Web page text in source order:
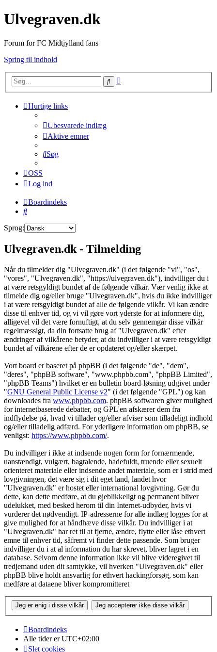
Ulvegraven.dk
Forum for FC Midtjylland fans
Spring til indhold
Søg
Hurtige links
Ubesvarede indlæg
Aktive emner
Søg
OSS
Log ind
Boardindeks
Søg
Sprog:
Ulvegraven.dk - Tilmelding
Når du tilmelder dig "Ulvegraven.dk" (i det følgende "vi", "os",
"vores", "Ulvegraven.dk", "https://ulvegraven.dk"), indvilliger du i
at være retsgyldigt bundet af de følgende vilkår. Vær venlig ikke at
tilmelde dig og/eller bruge "Ulvegraven.dk", hvis du ikke indvilliger
i at være retsgyldigt bundet af alle de følgende vilkår. Vi kan ændre
disse til enhver tid, og vi vil gøre vort yderste for at informere dig,
alligevel vil det være fornuftigt, at du selv gennemgår disse vilkår
regelmæssigt, da din fortsatte brug af "Ulvegraven.dk" efter
ændringer af vilkårene betyder, at du indvilliger i at være retsgyldigt
bundet af vilkårene efter de er opdateret og/eller skærpet.
Vort board er baseret på phpBB (i det følgende "de", "dem",
"deres", "phpBB software", "www.phpbb.com", "phpBB Limited",
"phpBB Teams") hvilket er en bulletin board-løsning udgivet under
"GNU General Public License v2" (i det følgende "GPL") og kan
downloades fra www.phpbb.com. phpBB softwaren giver mulighed
for internetbaserede debatter, og GPL'en afskærer dem fra
indflydelse på, hvad vi tillader og/eller afviser som tilladeligt indhold
og/eller tilladelig adfærd. For yderligere information om phpBB, se
venligst: https://www.phpbb.com/.
Du indvilliger i ikke at indsende nogen form for fornærmende,
uanstændigt, vulgært, bagtalende, hadefuldt, truende eller sexuelt
orienteret materiale eller indsende andet materiale, som er i strid med
lovgivningen, det være sig i dit eget land, landet hvor
"Ulvegraven.dk" er hostet eller international lovgivning. Gør du
dette, kan dette medføre, at du øjeblikkeligt og permanent bliver
udelukket, med besked herom til din Internet-udbyder, hvis vi
vurderer det nødvendigt. IP-adresserne for alle indlæg logges for at
give mulighed for at håndhæve disse vilkår. Du indvilliger i at
"Ulvegraven.dk" har ret til at fjerne, ændre, flytte eller låse ethvert
emne til enhver tid, såfremt vi finder dette passende. Som bruger
indvilliger du i at al information du har skrevet, bliver lagret i en
database. Selvom denne information ikke vil blive videregivet til
tredjemand uden dit samtykke, vil hverken "Ulvegraven.dk" eller
phpBB blive holdt ansvarlig for ethvert hackingforsøg, som kan
medføre at dataene bliver kompromitteret
Boardindeks
Alle tider erUTC+02:00
Slet cookies